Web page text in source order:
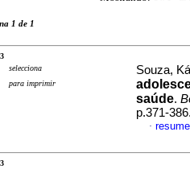
1 de 1
selecciona
para imprimir
Souza,
saúde.
p.371-
·